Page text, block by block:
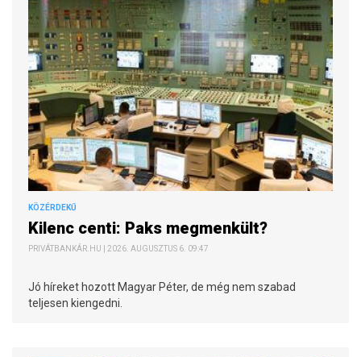
KÖZÉRDEKŰ
Kilenc centi: Paks megmenkült?
PRIVÁTBANKÁR.HU | 2026. AUGUSZTUS 6. 09:47
Jó híreket hozott Magyar Péter, de még nem szabad
teljesen kiengedni.